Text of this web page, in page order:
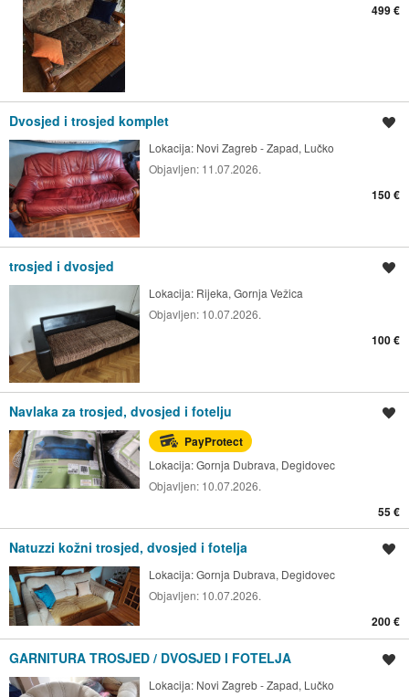
499 €
Dvosjed i trosjed komplet
Lokacija: Novi Zagreb - Zapad, Lučko
Objavljen: 11.07.2026.
150 €
trosjed i dvosjed
Lokacija: Rijeka, Gornja Vežica
Objavljen: 10.07.2026.
100 €
Navlaka za trosjed, dvosjed i fotelju
PayProtect
Lokacija:Gornja Dubrava, Degidovec
Objavljen: 10.07.2026.
55 €
Natuzzi kožni trosjed, dvosjed i fotelja
Lokacija:Gornja Dubrava, Degidovec
Objavljen: 10.07.2026.
200 €
GARNITURA TROSJED / DVOSJED I FOTELJA
Lokacija: Novi Zagreb - Zapad, Lučko